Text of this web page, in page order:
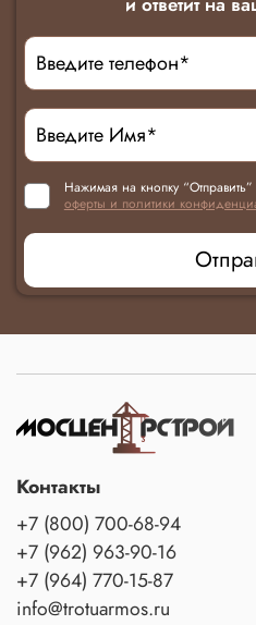
Нажимая на кнопку
оферты и политики
Контакты
+7 (800) 700-68-94
+7 (962) 963-90-16
+7 (964) 770-15-87
info@trotuarmos.ru